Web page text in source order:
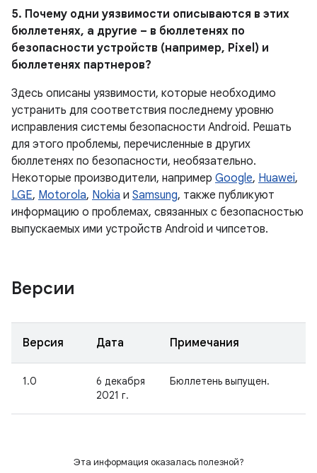
5. Почему одни уязвимости описываются в этих
бюллетенях, а другие – в бюллетенях по
безопасности устройств (например, Pixel) и
бюллетенях партнеров?
Здесь описаны уязвимости, которые необходимо
устранить для соответствия последнему уровню
исправления системы безопасности Android. Решать
для этого проблемы, перечисленные в других
бюллетенях по безопасности, необязательно.
Некоторые производители, например Google, Huawei,
LGE, Motorola, Nokia и Samsung, также публикуют
информацию о проблемах, связанных с безопасностью
выпускаемых ими устройств Android и чипсетов.
Версии
Версия Дата Примечания
1.0
6 декабря
2021 г.
Бюллетень выпущен.
Эта информация оказалась полезной?